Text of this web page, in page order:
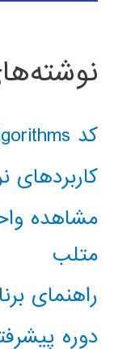
کد classical AI search algorithms
کاربردهای
مشاهده
متلب
راهنمای
دوره